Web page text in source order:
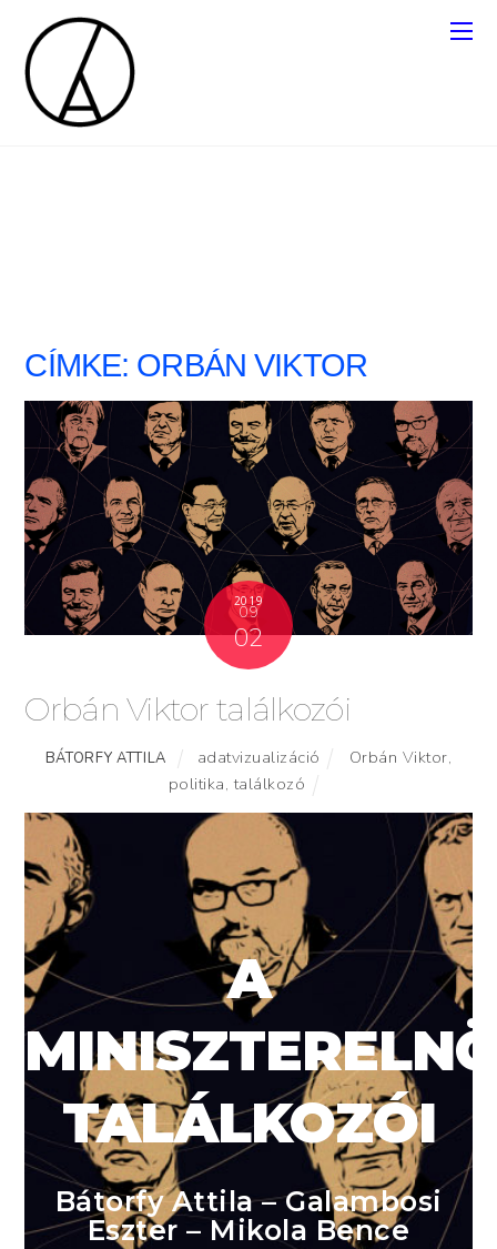
CÍMKE: ORBÁN VIKTOR
2019
09
02
Orbán Viktor találkozói
BÁTORFY ATTILA adatvizualizáció Orbán Viktor,
politika,találkozó
A
TALÁLKOZÓI
Bátorfy Attila – Galambosi
Eszter – Mikola Bence